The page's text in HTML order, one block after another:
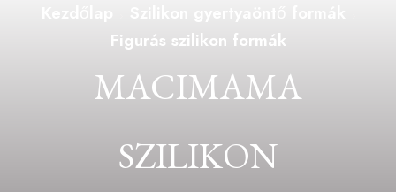
Figurás szilikon formák
MACIMAMA
SZILIKON